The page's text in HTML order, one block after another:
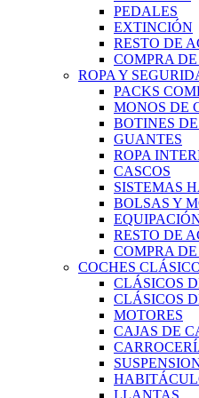
PEDALES
EXTINCIÓN
RESTO DE
COMPRA
ROPA Y
PACKS
MONOS DE
BOTINES
GUANTES
ROPA
CASCOS
SISTEMAS
BOLSAS Y
RESTO DE
COMPRA
COCHES
CLÁSICOS
CLÁSICOS
MOTORES
CAJAS DE
LLANTAS